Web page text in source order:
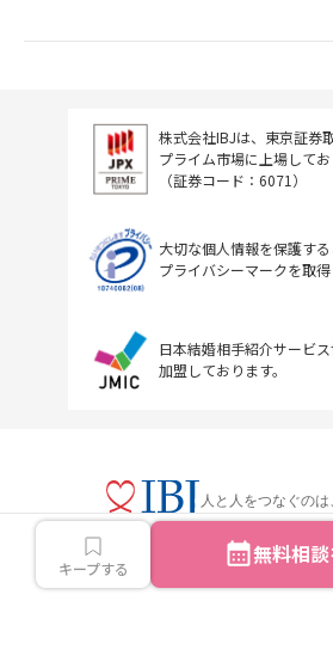
キープする 無料相
株式会社IBJは、東京証券
プライム市場に上場してお
（証券コード：6071）
大切な個人情報を保護す
プライバシーマークを取得
日本結婚相手紹介サービ
加盟しております。
人と人をつなぐのは